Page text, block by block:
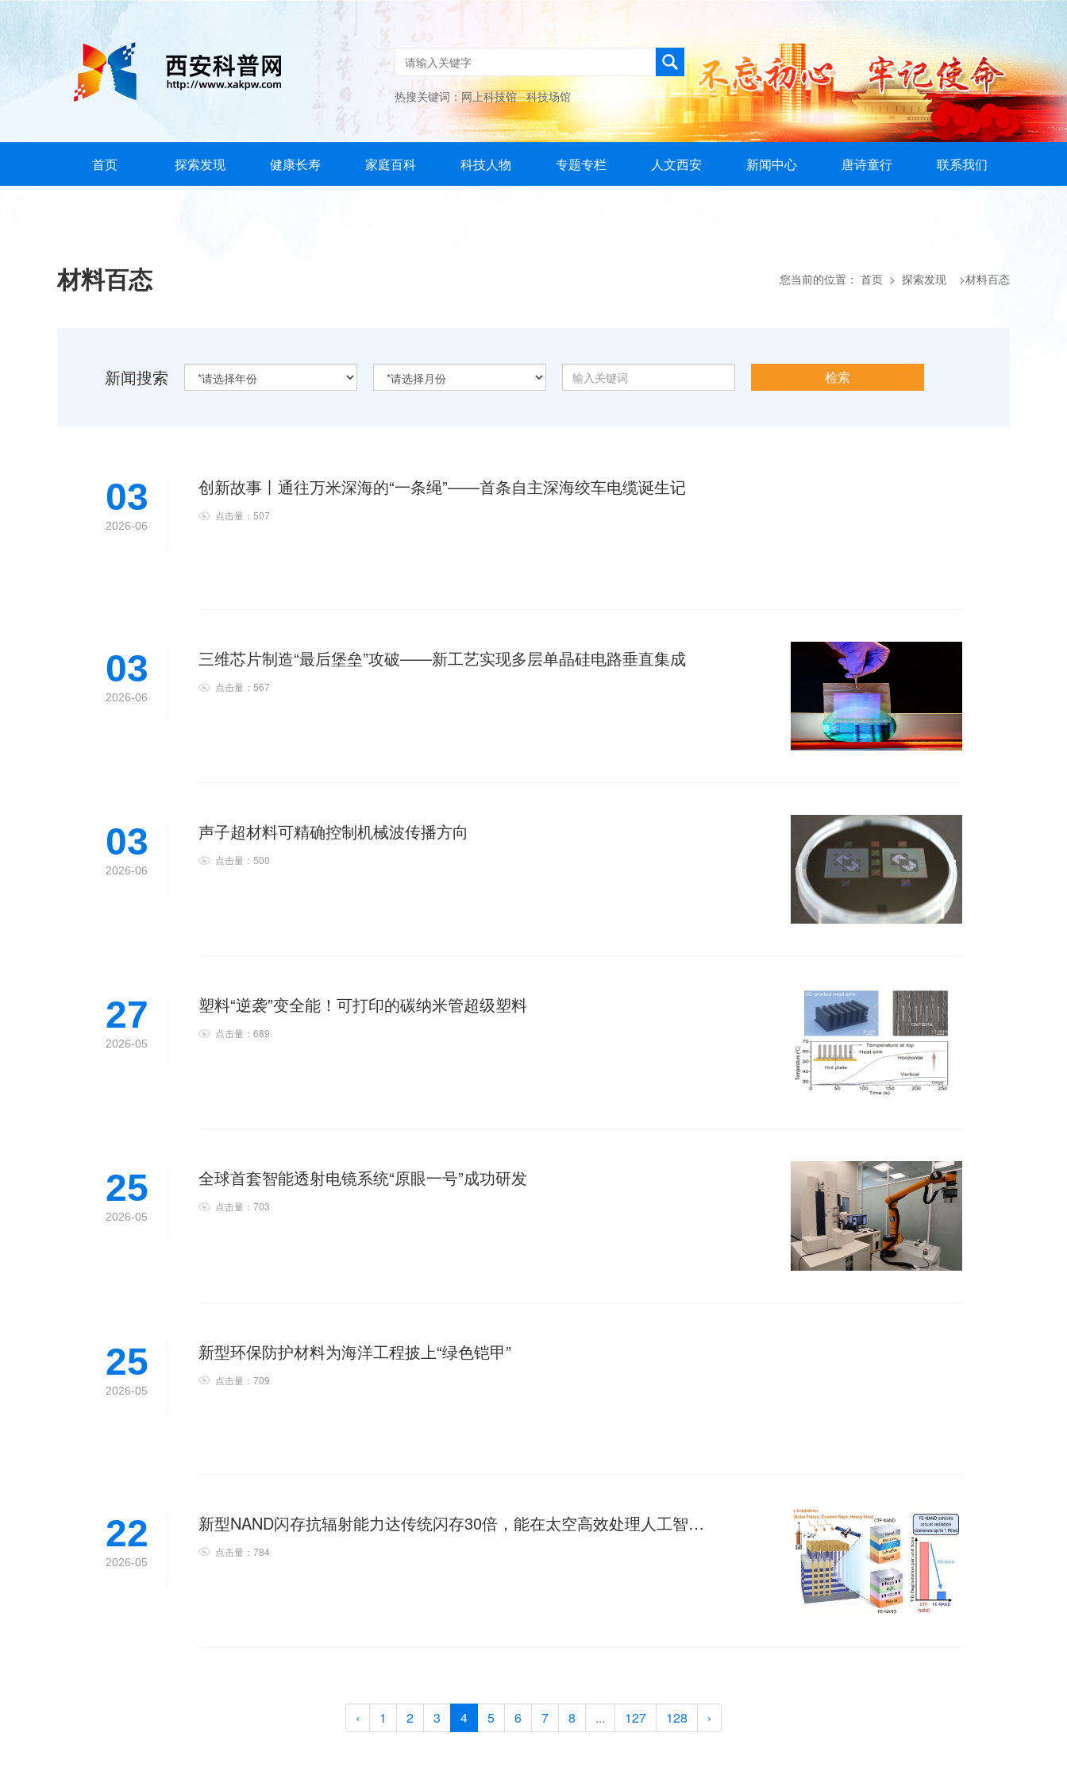
热搜关键词： 网上科技馆 科技场馆
首页 探索发现 健康长寿 家庭百科 科技人物 专题专栏 人文西安 新闻中心 唐诗童行 联系我们
材料百态 您当前的位置： 首页 > 探索发现 >材料百态
新闻搜索
03
2026-06
创新故事丨通往万米深海的“一条绳”——首条自主深海绞车电缆诞生记
点击量：507
03
2026-06
三维芯片制造“最后堡垒”攻破——新工艺实现多层单晶硅电路垂直集成
点击量：567
03
2026-06
声子超材料可精确控制机械波传播方向
点击量：500
27
2026-05
塑料“逆袭”变全能！可打印的碳纳米管超级塑料
点击量：689
25
2026-05
全球首套智能透射电镜系统“原眼一号”成功研发
点击量：703
25
2026-05
新型环保防护材料为海洋工程披上“绿色铠甲”
点击量：709
22
2026-05
新型NAND闪存抗辐射能力达传统闪存30倍，能在太空高效处理人工智能任务
点击量：784
‹ 1 2 3 4 5 6 7 8 ... 127 128 ›